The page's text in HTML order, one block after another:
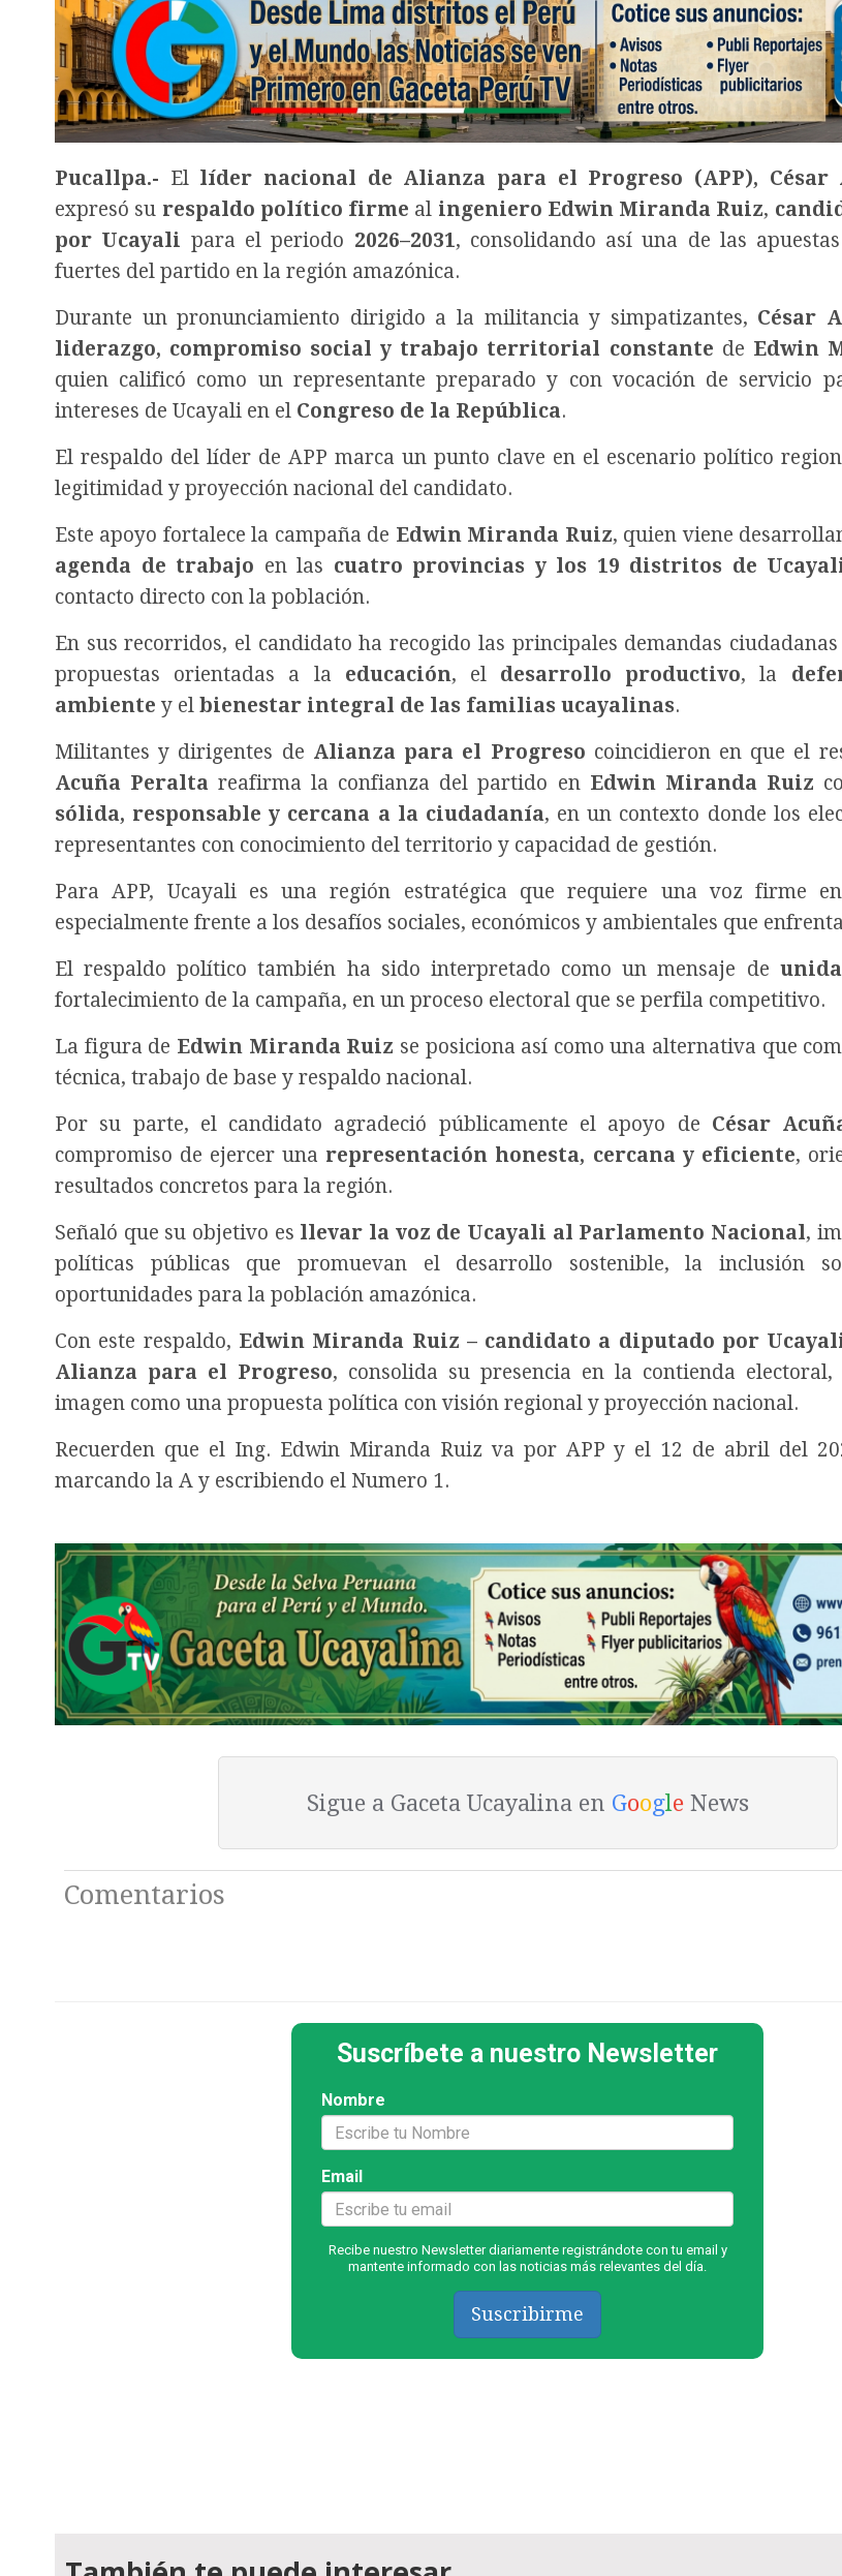
Pucallpa.- El líder nacional de Alianza para el Progreso (APP), César
expresó su respaldo político firme al ingeniero Edwin Miranda Ruiz,
por Ucayali para el periodo 2026–2031, consolidando así una de las
fuertes del partido en la región amazónica.
Durante un pronunciamiento dirigido a la militancia y simpatizantes, César
liderazgo, compromiso social y trabajo territorial constante de Edwin
quien calificó como un representante preparado y con vocación de servicio
intereses de Ucayali en el Congreso de la República.
El respaldo del líder de APP marca un punto clave en el escenario político
legitimidad y proyección nacional del candidato.
Este apoyo fortalece la campaña de Edwin Miranda Ruiz, quien viene
agenda de trabajo en las cuatro provincias y los 19 distritos de
contacto directo con la población.
En sus recorridos, el candidato ha recogido las principales demandas
propuestas orientadas a la educación, el desarrollo productivo, la
ambiente y el bienestar integral de las familias ucayalinas.
Militantes y dirigentes de Alianza para el Progreso coincidieron en que el
Acuña Peralta reafirma la confianza del partido en Edwin Miranda Ruiz
sólida, responsable y cercana a la ciudadanía, en un contexto donde los
representantes con conocimiento del territorio y capacidad de gestión.
Para APP, Ucayali es una región estratégica que requiere una voz firme
especialmente frente a los desafíos sociales, económicos y ambientales que
El respaldo político también ha sido interpretado como un mensaje de
fortalecimiento de la campaña, en un proceso electoral que se perfila competitivo.
La figura de Edwin Miranda Ruiz se posiciona así como una alternativa que
técnica, trabajo de base y respaldo nacional.
Por su parte, el candidato agradeció públicamente el apoyo de César
compromiso de ejercer una representación honesta, cercana y eficiente,
resultados concretos para la región.
Señaló que su objetivo es llevar la voz de Ucayali al Parlamento Nacional,
políticas públicas que promuevan el desarrollo sostenible, la inclusión
oportunidades para la población amazónica.
Con este respaldo, Edwin Miranda Ruiz – candidato a diputado por Ucayali
Alianza para el Progreso, consolida su presencia en la contienda electoral,
imagen como una propuesta política con visión regional y proyección nacional.
Recuerden que el Ing. Edwin Miranda Ruiz va por APP y el 12 de abril del
marcando la A y escribiendo el Numero 1.
Sigue a Gaceta Ucayalina en GoogleNews
Comentarios
Suscríbete a nuestro Newsletter
Nombre
Email
Recibe nuestro Newsletter diariamente registrándote con tu email y
mantente informado con las noticias más relevantes del día.
Suscribirme